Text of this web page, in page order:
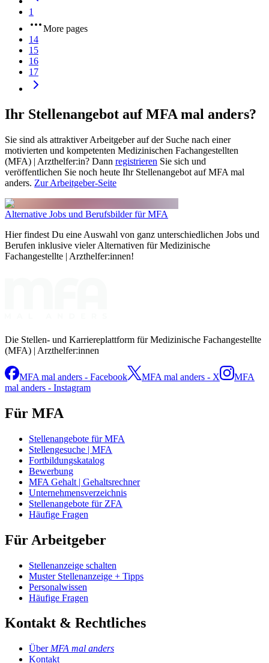
1
More pages
14
15
16
17
Ihr Stellenangebot auf MFA mal anders?
Sie sind als attraktiver Arbeitgeber auf der Suche nach einer
motivierten und kompetenten Medizinischen Fachangestellten
(MFA) | Arzthelfer:in? Dann registrieren Sie sich und
veröffentlichen Sie noch heute Ihr Stellenangebot auf MFA mal
anders. Zur Arbeitgeber-Seite
Alternative Jobs und Berufsbilder für MFA
Hier findest Du eine Auswahl von ganz unterschiedlichen Jobs und
Berufen inklusive vieler Alternativen für Medizinische
Fachangestellte | Arzthelfer:innen!
Die Stellen- und Karriereplattform für Medizinische Fachangestellte
(MFA) | Arzthelfer:innen
MFA mal anders - Facebook MFA mal anders - X
MFA
mal anders - Instagram
Für MFA
Stellenangebote für MFA
Stellengesuche | MFA
Fortbildungskatalog
Bewerbung
MFA Gehalt | Gehaltsrechner
Unternehmensverzeichnis
Stellenangebote für ZFA
Häufige Fragen
Für Arbeitgeber
Stellenanzeige schalten
Muster Stellenanzeige + Tipps
Personalwissen
Häufige Fragen
Kontakt & Rechtliches
Über MFA mal anders
Kontakt